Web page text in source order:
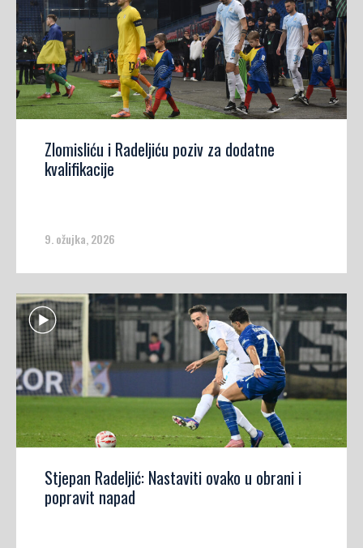
Zlomisliću i Radeljiću poziv za dodatne
kvalifikacije
9. ožujka, 2026
Stjepan Radeljić: Nastaviti ovako u obrani i
popravit napad